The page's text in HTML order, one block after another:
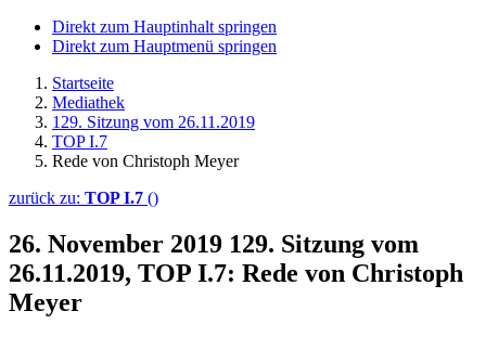
Direkt zum Hauptinhalt springen
Direkt zum Hauptmenü springen
Startseite
Mediathek
129. Sitzung vom 26.11.2019
TOP I.7
Rede von Christoph Meyer
zurück zu: TOP I.7 ()
26. November 2019 129. Sitzung vom
26.11.2019, TOP I.7: Rede von Christoph
Meyer